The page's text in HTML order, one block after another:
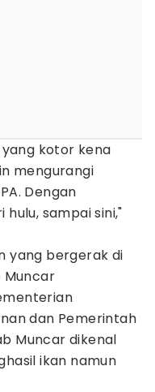
kotor kena
mengurangi
Dengan
sampai sini,"
yang bergerak di
Muncar
dan Pemerintah
Muncar dikenal
ikan namun